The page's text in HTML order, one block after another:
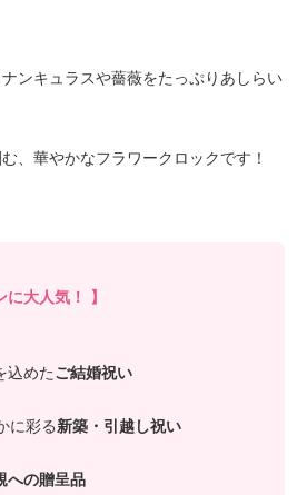
ンキュラスや薔薇をたっぷりあしらい
、華やかなフラワークロックです！
に大人気！ 】
込めたご結婚祝い
に彩る新築・引越し祝い
への贈呈品